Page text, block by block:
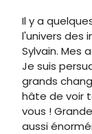
Il y a
l'univers des
Sylvain. Mes
Je suis
grands
hâte de voir
vous !
aussi